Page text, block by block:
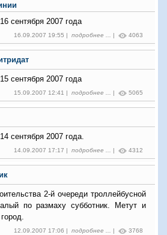
сентября 2007 года
16.09.2007 19:55 | подробнее ... | 4063
сентября 2007 года
15.09.2007 12:41 | подробнее ... | 5065
сентября 2007 года.
14.09.2007 17:17 | подробнее ... | 4312
2-й очереди троллейбусной
по размаху субботник. Метут и
12.09.2007 17:06 | подробнее ... | 3768